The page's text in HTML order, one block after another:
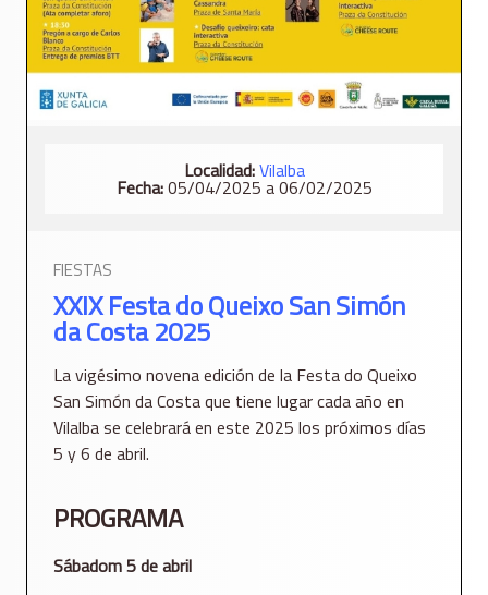
Localidad:Vilalba
Fecha:05/04/2025 a 06/02/2025
FIESTAS
XXIX Festa do Queixo San Simón
da Costa 2025
La vigésimo novena edición de la Festa do Queixo
San Simón da Costa que tiene lugar cada año en
Vilalba se celebrará en este 2025 los próximos días
5 y 6 de abril.
PROGRAMA
Sábadom 5 de abril